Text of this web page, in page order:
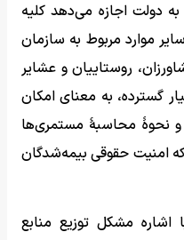
به دولت اجازه می‌دهد کلیه
موارد مربوط به سازمان
روستاییان و عشایر
گسترده، به معنای امکان
و نحوۀ محاسبۀ مستمری‌ها
امنیت حقوقی بیمه‌شدگان
اشاره مشکل توزیع منابع